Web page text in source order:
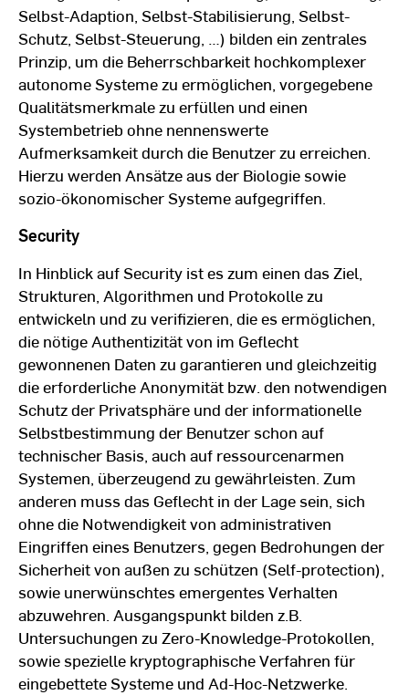
Selbst-Adaption, Selbst-Stabilisierung, Selbst-
Schutz, Selbst-Steuerung, …) bilden ein zentrales
Prinzip, um die Beherrschbarkeit hochkomplexer
autonome Systeme zu ermöglichen, vorgegebene
Qualitätsmerkmale zu erfüllen und einen
Systembetrieb ohne nennenswerte
Aufmerksamkeit durch die Benutzer zu erreichen.
Hierzu werden Ansätze aus der Biologie sowie
sozio-ökonomischer Systeme aufgegriffen.
Security
In Hinblick auf Security ist es zum einen das Ziel,
Strukturen, Algorithmen und Protokolle zu
entwickeln und zu verifizieren, die es ermöglichen,
die nötige Authentizität von im Geflecht
gewonnenen Daten zu garantieren und gleichzeitig
die erforderliche Anonymität bzw. den notwendigen
Schutz der Privatsphäre und der informationelle
Selbstbestimmung der Benutzer schon auf
technischer Basis, auch auf ressourcenarmen
Systemen, überzeugend zu gewährleisten. Zum
anderen muss das Geflecht in der Lage sein, sich
ohne die Notwendigkeit von administrativen
Eingriffen eines Benutzers, gegen Bedrohungen der
Sicherheit von außen zu schützen (Self-protection),
sowie unerwünschtes emergentes Verhalten
abzuwehren. Ausgangspunkt bilden z.B.
Untersuchungen zu Zero-Knowledge-Protokollen,
sowie spezielle kryptographische Verfahren für
eingebettete Systeme und Ad-Hoc-Netzwerke.